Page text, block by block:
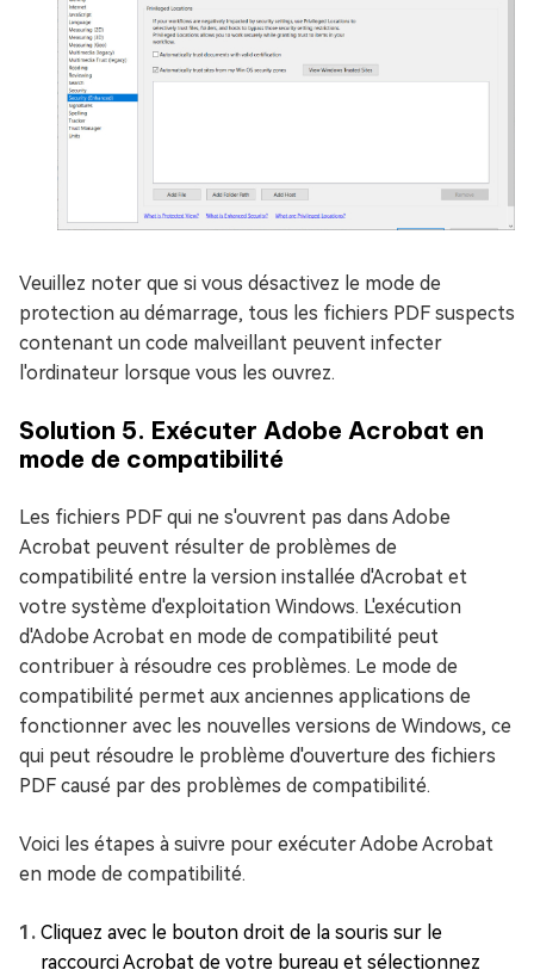
Veuillez noter que si vous désactivez le mode de
protection au démarrage, tous les fichiers PDF suspects
contenant un code malveillant peuvent infecter
l'ordinateur lorsque vous les ouvrez.
Solution 5. Exécuter Adobe Acrobat en
mode de compatibilité
Les fichiers PDF qui ne s'ouvrent pas dans Adobe
Acrobat peuvent résulter de problèmes de
compatibilité entre la version installée d'Acrobat et
votre système d'exploitation Windows. L'exécution
d'Adobe Acrobat en mode de compatibilité peut
contribuer à résoudre ces problèmes. Le mode de
compatibilité permet aux anciennes applications de
fonctionner avec les nouvelles versions de Windows, ce
qui peut résoudre le problème d'ouverture des fichiers
PDF causé par des problèmes de compatibilité.
Voici les étapes à suivre pour exécuter Adobe Acrobat
en mode de compatibilité.
Cliquez avec le bouton droit de la souris sur le
raccourci Acrobat de votre bureau et sélectionnez